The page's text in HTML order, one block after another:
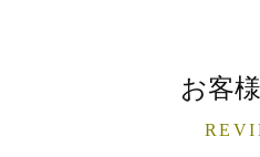
お客